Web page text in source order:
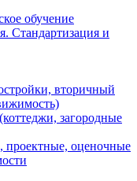
обучение
Стандартизация и
вторичный
загородные
проектные, оценочные